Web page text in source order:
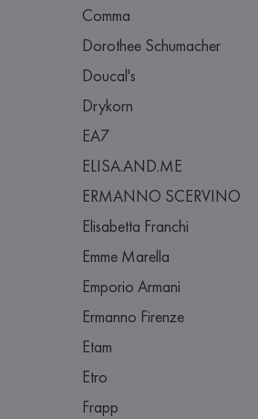
Comma
Dorothee Schumacher
Doucal's
Drykorn
EA7
ELISA.AND.ME
ERMANNO SCERVINO
Elisabetta Franchi
Emme Marella
Emporio Armani
Ermanno Firenze
Etam
Etro
Frapp